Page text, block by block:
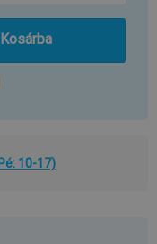
Kosárba
10-17)